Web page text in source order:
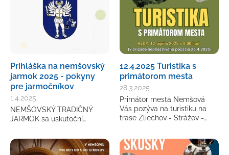
Prihláška na nemšovský
jarmok 2025 - pokyny
pre jarmočníkov
1.4.2025
NEMŠOVSKÝ TRADIČNÝ
JARMOK sa uskutoční…
12.4.2025 Turistika s
primátorom mesta
28.3.2025
Primátor mesta Nemšová
Vás pozýva na turistiku na
trase Zliechov - Strážov -…